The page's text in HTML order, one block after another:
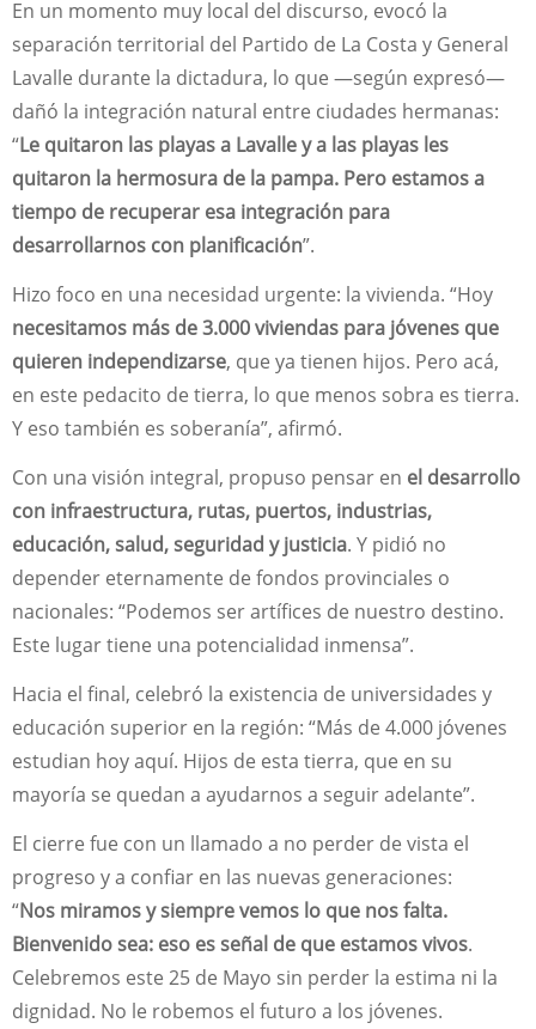
En un momento muy local del discurso, evocó la
separación territorial del Partido de La Costa y General
Lavalle durante la dictadura, lo que —según expresó—
dañó la integración natural entre ciudades hermanas:
“Le quitaron las playas a Lavalle y a las playas les
quitaron la hermosura de la pampa. Pero estamos a
tiempo de recuperar esa integración para
desarrollarnos con planificación”.
Hizo foco en una necesidad urgente: la vivienda. “Hoy
necesitamos más de 3.000 viviendas para jóvenes que
quieren independizarse, que ya tienen hijos. Pero acá,
en este pedacito de tierra, lo que menos sobra es tierra.
Y eso también es soberanía”, afirmó.
Con una visión integral, propuso pensar en el desarrollo
con infraestructura, rutas, puertos, industrias,
educación, salud, seguridad y justicia. Y pidió no
depender eternamente de fondos provinciales o
nacionales: “Podemos ser artífices de nuestro destino.
Este lugar tiene una potencialidad inmensa”.
Hacia el final, celebró la existencia de universidades y
educación superior en la región: “Más de 4.000 jóvenes
estudian hoy aquí. Hijos de esta tierra, que en su
mayoría se quedan a ayudarnos a seguir adelante”.
El cierre fue con un llamado a no perder de vista el
progreso y a confiar en las nuevas generaciones:
“Nos miramos y siempre vemos lo que nos falta.
Bienvenido sea: eso es señal de que estamos vivos.
Celebremos este 25 de Mayo sin perder la estima ni la
dignidad. No le robemos el futuro a los jóvenes.